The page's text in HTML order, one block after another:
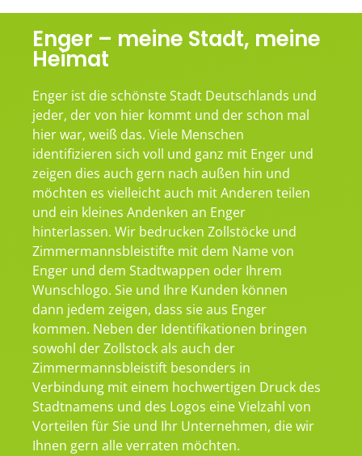
Enger – meine Stadt, meine
Heimat
Enger ist die schönste Stadt Deutschlands und
jeder, der von hier kommt und der schon mal
hier war, weiß das. Viele Menschen
identifizieren sich voll und ganz mit Enger und
zeigen dies auch gern nach außen hin und
möchten es vielleicht auch mit Anderen teilen
und ein kleines Andenken an Enger
hinterlassen. Wir bedrucken Zollstöcke und
Zimmermannsbleistifte mit dem Name von
Enger und dem Stadtwappen oder Ihrem
Wunschlogo. Sie und Ihre Kunden können
dann jedem zeigen, dass sie aus Enger
kommen. Neben der Identifikationen bringen
sowohl der Zollstock als auch der
Zimmermannsbleistift besonders in
Verbindung mit einem hochwertigen Druck des
Stadtnamens und des Logos eine Vielzahl von
Vorteilen für Sie und Ihr Unternehmen, die wir
Ihnen gern alle verraten möchten.